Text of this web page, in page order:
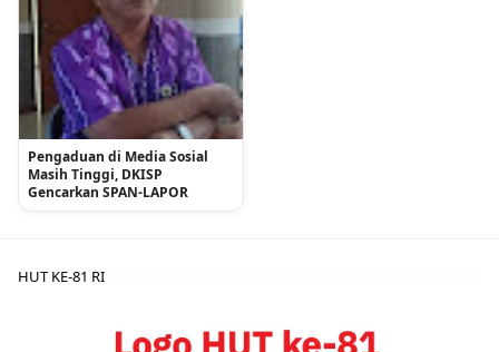
Pengaduan di Media Sosial
Masih Tinggi, DKISP
Gencarkan SPAN-LAPOR
HUT KE-81 RI